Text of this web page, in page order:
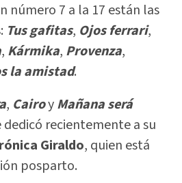
número 7 a la 17 están las
Tus gafitas, Ojos ferrari,
, Kármika, Provenza,
la amistad.
, CairoyMañana será
dedicó recientemente a su
Giraldo, quien está
posparto.